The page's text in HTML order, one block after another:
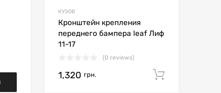
КУЗОВ
Кронштейн крепления
переднего бампера leaf Лиф
11-17
(0 reviews)
1,320 грн.